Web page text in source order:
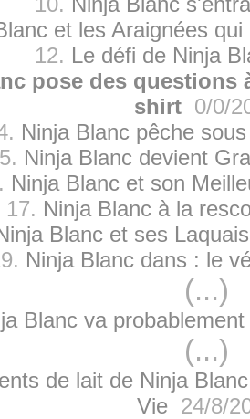
et les Araignées
12. Le défi de Ninja
pose des questions
shirt 0/0/
Ninja Blanc pêche
Ninja Blanc devient
Ninja Blanc et son
17. Ninja Blanc à la
Blanc et ses
Ninja Blanc dans : le
(...)
Blanc va
(...)
de lait de Ninja
Vie24/8/